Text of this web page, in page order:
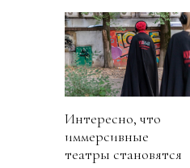
Интересно, что
иммерсивные
театры становятся